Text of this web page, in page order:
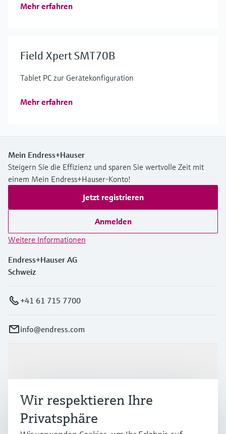
Mehr erfahren
Field Xpert SMT70B
Tablet PC zur Gerätekonfiguration
Mehr erfahren
Mein Endress+Hauser
Steigern Sie die Effizienz und sparen Sie wertvolle Zeit mit
einem Mein Endress+Hauser-Konto!
Jetzt registrieren
Anmelden
Weitere Informationen
Endress+Hauser AG
Schweiz
+41 61 715 7700
info@endress.com
Branchen
Wir respektieren Ihre
Privatsphäre